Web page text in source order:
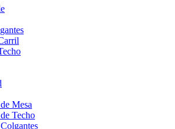
Mesa
Techo